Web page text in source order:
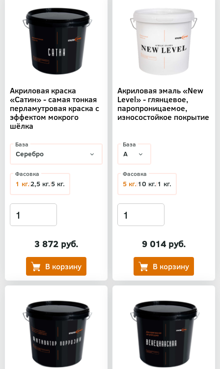
Акриловая краска
«Сатин» - самая тонкая
перламутровая краска с
эффектом мокрого
шёлка
3 872 руб.
База
Фасовка
1 кг.2,5 кг.5 кг.
Акриловая эмаль «New
Level» - глянцевое,
паропроницаемое,
износостойкое покрытие
9 014 руб.
База
Фасовка
5 кг. 10 кг. 1 кг.